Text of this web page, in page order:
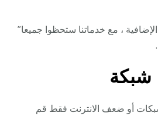
الإضافية ، مع خدماتنا ستحظوا جميعا”
شبكة
أو ضعف الانترنت فقط قم